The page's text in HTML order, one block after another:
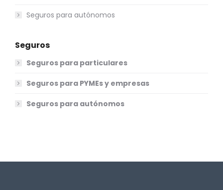
Seguros para autónomos
Seguros
Seguros para particulares
Seguros para PYMEs y empresas
Seguros para autónomos